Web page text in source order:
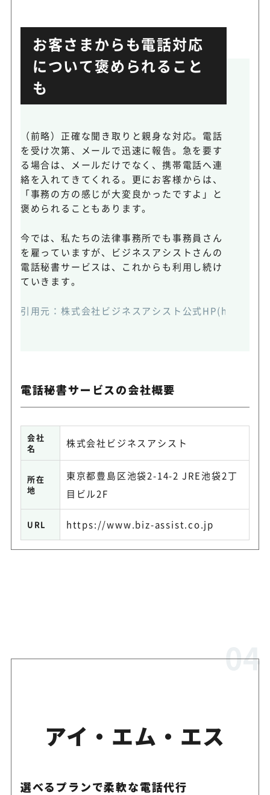
お客さまからも電話対応
について褒められること
も
（前略）正確な聞き取りと親身な対応。電話
を受け次第、メールで迅速に報告。急を要す
る場合は、メールだけでなく、携帯電話へ連
絡を入れてきてくれる。更にお客様からは、
「事務の方の感じが大変良かったですよ」と
褒められることもあります。
今では、私たちの法律事務所でも事務員さん
を雇っていますが、ビジネスアシストさんの
電話秘書サービスは、これからも利用し続け
ていきます。
引用元：株式会社ビジネスアシスト公式
電話秘書サービスの会社概要
会社
名
株式会社ビジネスアシスト
所在
地
東京都豊島区池袋2-14-2 JRE池袋2丁
目ビル2F
URL https://www.biz-assist.co.jp
アイ・エム・エス
選べるプランで柔軟な電話代行